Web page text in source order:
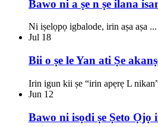
Bawo ni a ṣe n ṣe ilana
Ni iṣelọpọ igbalode, irin aṣa aṣa ...
Jul 18
Bii o ṣe le Yan ati Ṣe
Irin igun kii ṣe “irin apẹrẹ L
Jun 12
Bawo ni isọdi ṣe Ṣeto